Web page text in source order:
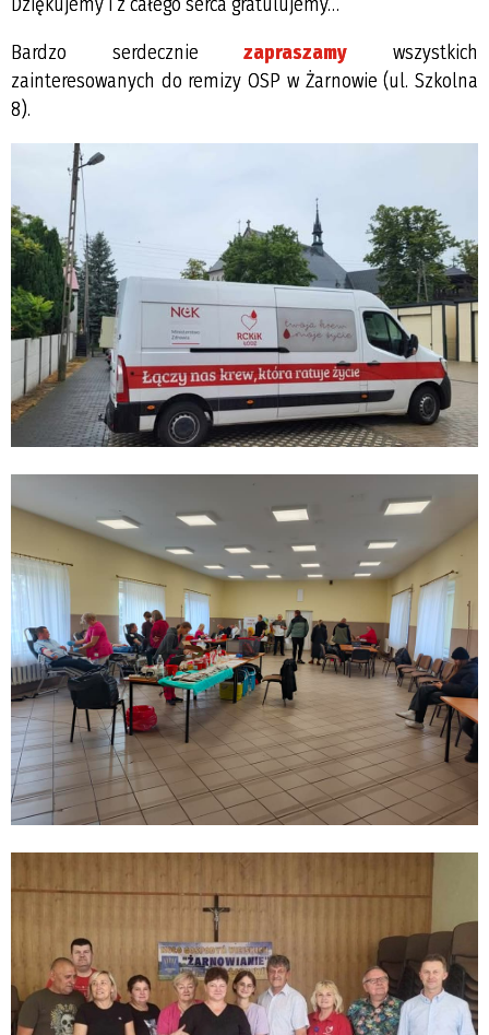
Bardzo serdeczniezapraszamy wszystkich
zainteresowanych do remizy OSP w Żarnowie (ul. Szkolna
8).